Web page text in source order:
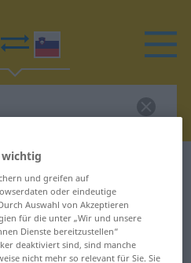
Übersetzung
und greifen auf
oder eindeutige
Auswahl von Akzeptieren
für die unter „Wir und unsere
Dienste bereitzustellen“
deaktiviert sind, sind manche
nicht mehr so relevant für Sie. Sie